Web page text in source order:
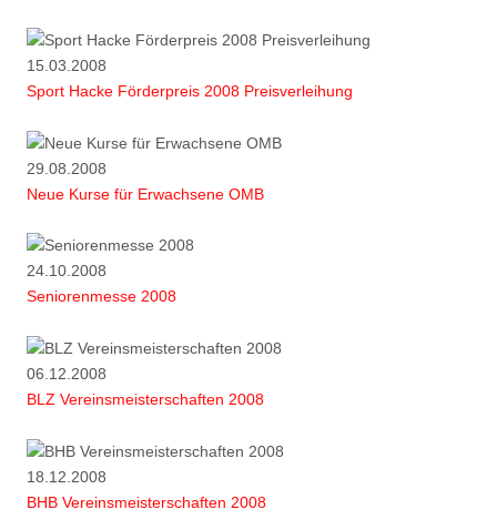
15.03.2008
Sport Hacke Förderpreis 2008 Preisverleihung
29.08.2008
Neue Kurse für Erwachsene OMB
24.10.2008
Seniorenmesse 2008
06.12.2008
BLZ Vereinsmeisterschaften 2008
18.12.2008
BHB Vereinsmeisterschaften 2008